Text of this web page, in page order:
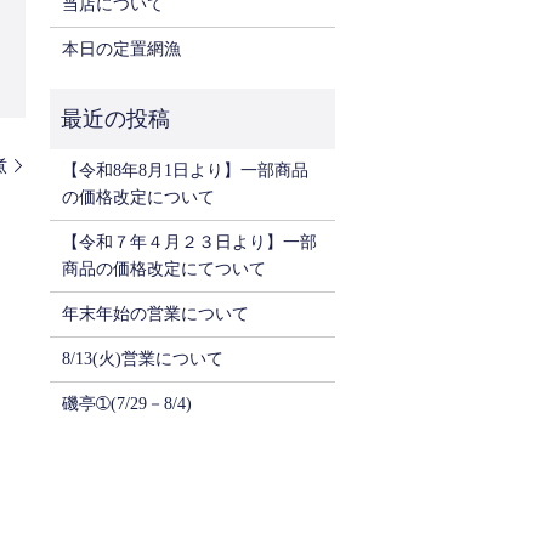
当店について
本日の定置網漁
【令和8年8月1日より】一部商品
の価格改定について
【令和７年４月２３日より】一部
商品の価格改定にてついて
年末年始の営業について
8/13(火)営業について
磯亭➀(7/29－8/4)